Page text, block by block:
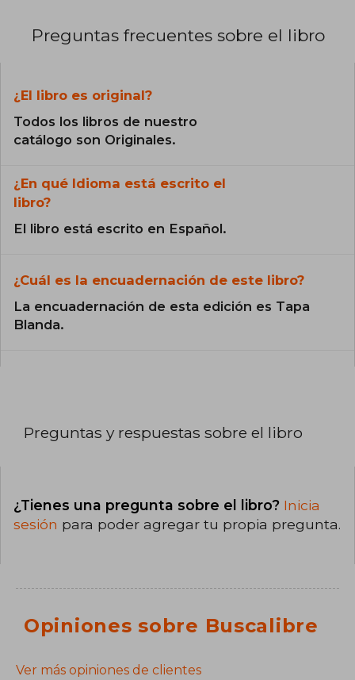
Preguntas frecuentes sobre el libro
¿El libro es original?
Todos los libros de nuestro
catálogo son Originales.
¿En qué Idioma está escrito el
libro?
El libro está escrito en Español.
¿Cuál es la encuadernación de este libro?
La encuadernación de esta edición es Tapa
Blanda.
Preguntas y respuestas sobre el libro
¿Tienes una pregunta sobre el libro? Inicia
sesión para poder agregar tu propia pregunta.
Opiniones sobre Buscalibre
Ver más opiniones de clientes